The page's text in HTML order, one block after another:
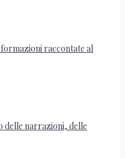
raccontate al
delle narrazioni, delle